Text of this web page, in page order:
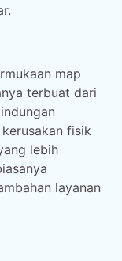
map
terbuat dari
fisik
lebih
layanan